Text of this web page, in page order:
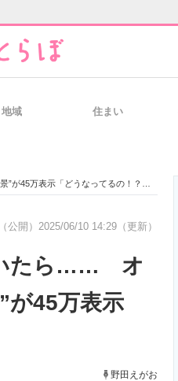
経営リーダ
術・比較・事例 製造業のIT導
エネルギー
地域 住まい
45万表示「どうなってるの！？」
公開） 2025/06/10 14:29（更新）
いたら…… オ
が45万表示
野田えがお